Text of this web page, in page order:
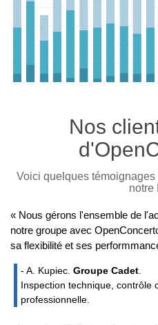
Nos
Voici quelques
notre
« Nous gérons l'ensemble de
notre groupe avec
sa flexibilité et ses
- A. Kupiec. Groupe Cadet
Inspection technique, contrôle
professionnelle.